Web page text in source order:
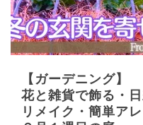
【ガーデニング
花と雑貨で飾る・
リメイク・簡単ア